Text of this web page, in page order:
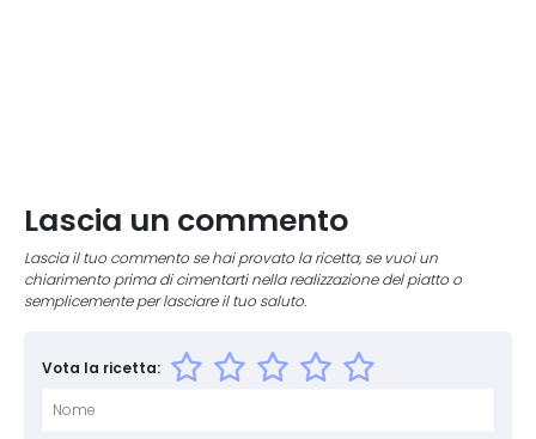
Lascia un commento
Lascia il tuo commento se hai provato la ricetta, se vuoi un
chiarimento prima di cimentarti nella realizzazione del piatto o
semplicemente per lasciare il tuo saluto.
Vota la ricetta: